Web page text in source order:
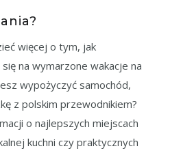
więcej o tym, jak
na wymarzone wakacje na
wypożyczyć samochód,
z polskim przewodnikiem?
o najlepszych miejscach
kuchni czy praktycznych